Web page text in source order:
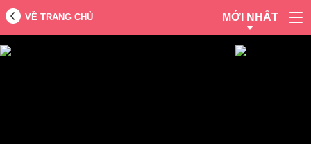
VỀ TRANG CHỦ MỚI NHẤT